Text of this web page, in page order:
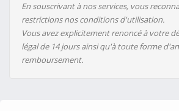
En souscrivant à nos services, vous
restrictions nos conditions d'utilisation.
Vous avez explicitement renoncé à votre
légal de 14 jours ainsi qu'à toute forme
remboursement.